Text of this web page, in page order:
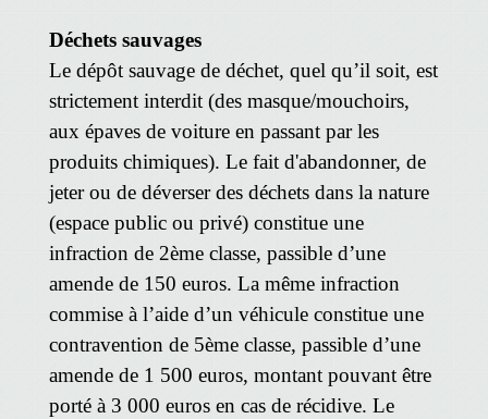
Déchets sauvages
Le dépôt sauvage de déchet, quel qu’il soit, est
strictement interdit (des masque/mouchoirs,
aux épaves de voiture en passant par les
produits chimiques). Le fait d'abandonner, de
jeter ou de déverser des déchets dans la nature
(espace public ou privé) constitue une
infraction de 2ème classe, passible d’une
amende de 150 euros. La même infraction
commise à l’aide d’un véhicule constitue une
contravention de 5ème classe, passible d’une
amende de 1 500 euros, montant pouvant être
porté à 3 000 euros en cas de récidive. Le